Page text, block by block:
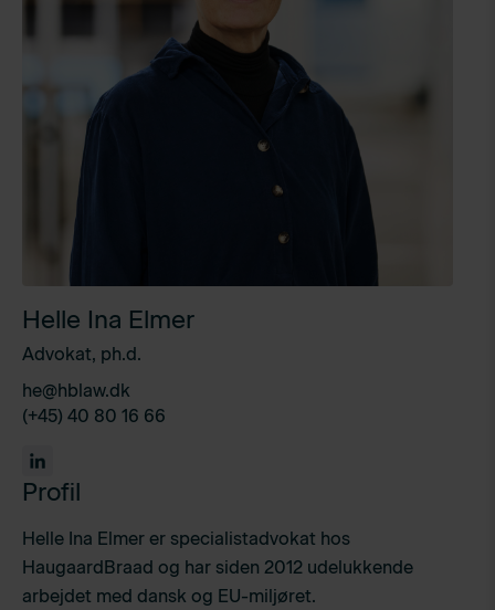
Helle Ina Elmer
Advokat, ph.d.
he@hblaw.dk
(+45) 40 80 16 66
Profil
Helle Ina Elmer er specialistadvokat hos
HaugaardBraad og har siden 2012 udelukkende
arbejdet med dansk og EU-miljøret.